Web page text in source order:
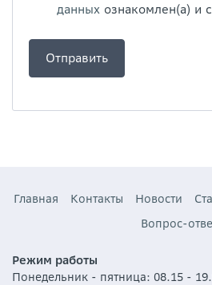
данных ознакомлен(а) и
Главная Контакты Новости
Вопрос-
Режим работы
Понедельник - пятница: 08.15 -